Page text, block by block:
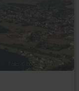
Foto: © booking.com